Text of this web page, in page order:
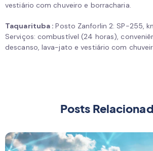
vestiário com chuveiro e borracharia.
Taquarituba :Posto Zanforlin 2: SP-255,
Serviços: combustível (24 horas),
descanso, lava-jato e vestiário com
Posts